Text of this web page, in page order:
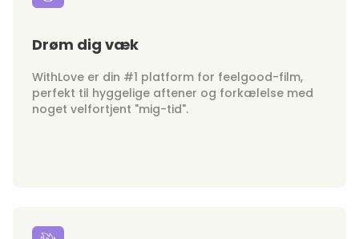
Drøm dig væk
WithLove er din #1 platform for feelgood-film,
perfekt til hyggelige aftener og forkælelse med
noget velfortjent "mig-tid".